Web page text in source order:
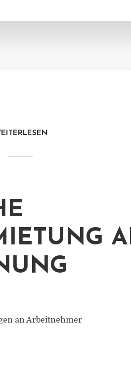
an Arbeitnehmer